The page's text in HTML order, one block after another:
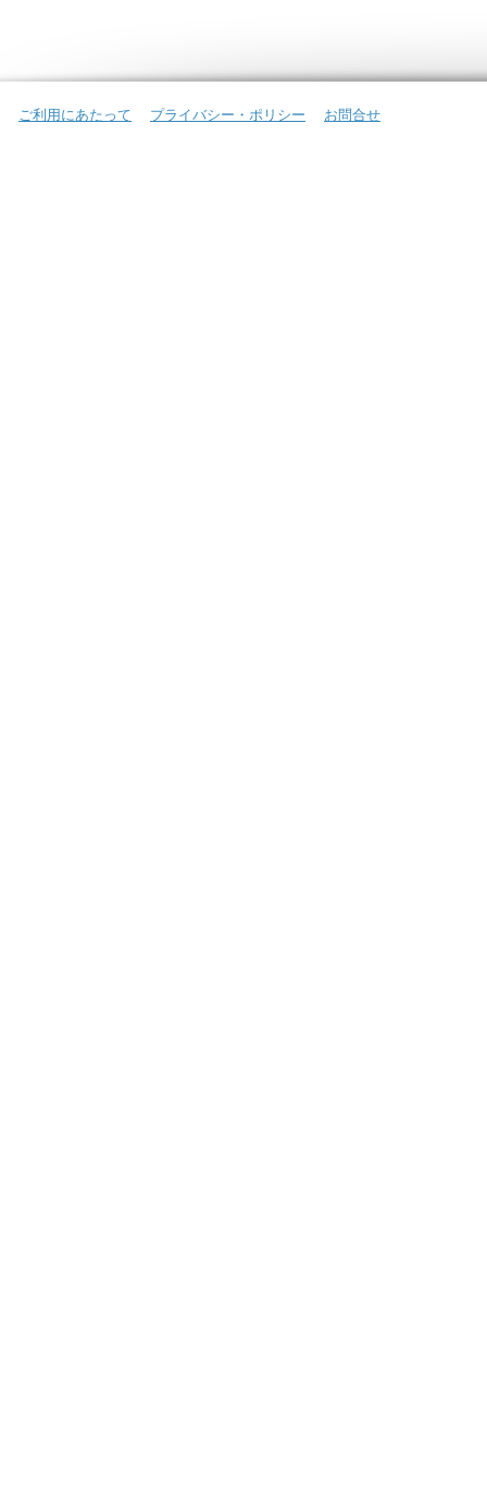
ご利用にあたって プライバシー・ポリシー お問合せ